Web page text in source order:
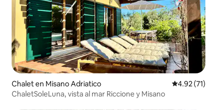
Chalet en Misano Adriatico Calificación
4.92 (71)
ChaletSoleLuna, vista al mar Riccione y Misano